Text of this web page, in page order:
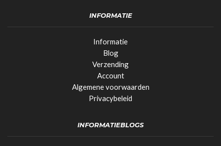
INFORMATIE
Informatie
Blog
Verzending
Account
Algemene voorwaarden
Privacybeleid
INFORMATIEBLOGS